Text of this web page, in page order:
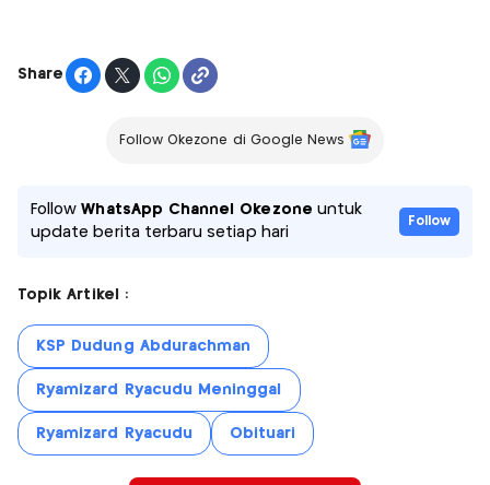
Share
Follow Okezone di Google News
FollowWhatsApp Channel Okezone untuk
update berita terbaru setiap hari
Follow
Topik Artikel :
KSP Dudung Abdurachman
Ryamizard Ryacudu Meninggal
Ryamizard Ryacudu Obituari